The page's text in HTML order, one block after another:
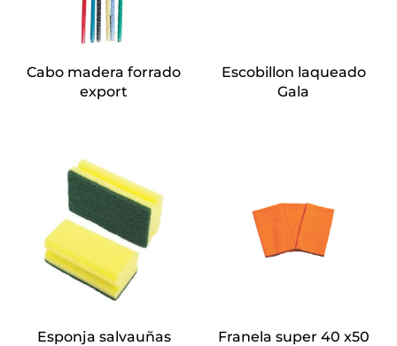
Cabo madera forrado
export
Escobillon laqueado
Gala
Esponja salvauñas
Franela super 40 x50